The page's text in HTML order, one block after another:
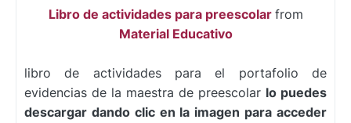
Libro de actividades para preescolar from
Material Educativo
libro de actividades para el portafolio de
evidencias de la maestra de preescolar lo puedes
descargar dando clic en la imagen para acceder